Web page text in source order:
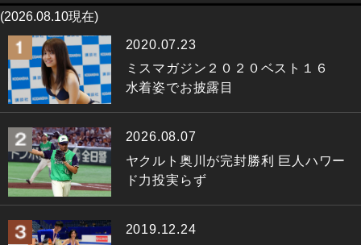
(2026.08.10現在)
2020.07.23
ミスマガジン２０２０ベスト１６
水着姿でお披露目
2026.08.07
ヤクルト奥川が完封勝利 巨人ハワー
ド力投実らず
2019.12.24